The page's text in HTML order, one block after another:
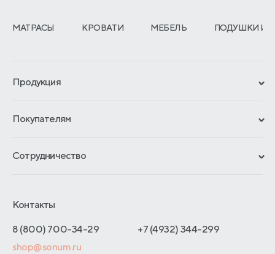
МАТРАСЫ КРОВАТИ МЕБЕЛЬ ПОДУШКИ И
Продукция
Гарантии
Отзывы покупателей
Покупателям
Обмен и возврат
Как оформить заказ
Адреса магазинов
Договор-оферты
Сотрудничество
Отельерам
Оптовые продажи
Контакты
8 (800) 700-34-29
+7 (4932) 344-299
shop@sonum.ru